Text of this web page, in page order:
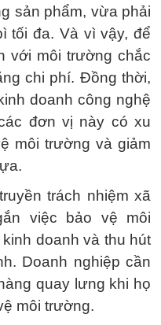
sản phẩm, vừa phải
tối đa. Và vì vậy, để
với môi trường chắc
chi phí. Đồng thời,
doanh công nghệ
đơn vị này có xu
môi trường và giảm
trách nhiệm xã
việc bảo vệ môi
doanh và thu hút
Doanh nghiệp cần
quay lưng khi họ
môi trường.